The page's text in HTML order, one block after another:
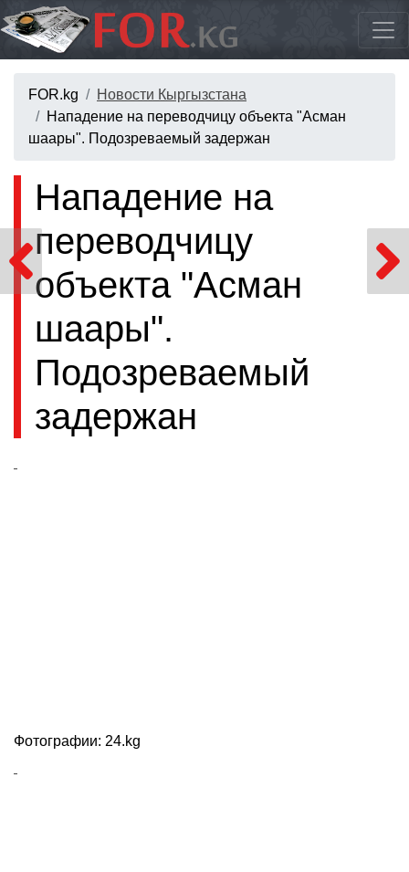
FOR.kg
Новости Кыргызстана
Нападение на переводчицу объекта "Асман
шаары". Подозреваемый задержан
Нападение на
переводчицу
объекта "Асман
шаары".
Подозреваемый
задержан
Фотографии: 24.kg